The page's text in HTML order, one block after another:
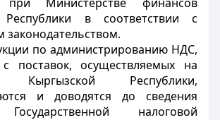
Республики в соответствии с
по администрированию НДС,
поставок, осуществляемых на
Кыргызской Республики,
и доводятся до сведения
налоговой